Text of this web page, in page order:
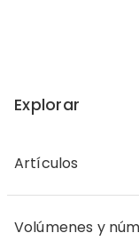
Explorar
Artículos
Volúmenes y